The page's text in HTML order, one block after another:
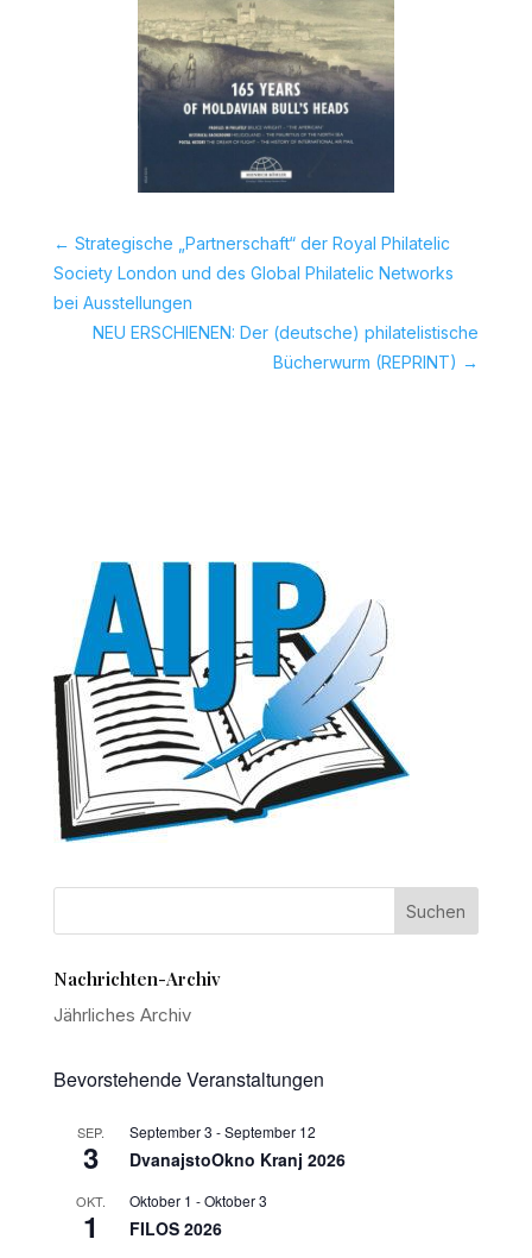
← Strategische „Partnerschaft“ der Royal Philatelic
Society London und des Global Philatelic Networks
bei Ausstellungen
NEU ERSCHIENEN: Der (deutsche) philatelistische
Bücherwurm (REPRINT) →
Nachrichten-Archiv
Jährliches Archiv
Bevorstehende Veranstaltungen
SEP.
3
September 3 -September 12
DvanajstoOkno Kranj 2026
OKT.
1
Oktober 1 -Oktober 3
FILOS 2026